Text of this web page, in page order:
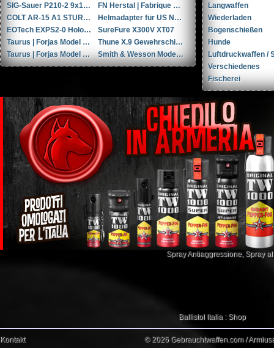
SIG-Sauer P210-2 9x19mm Parabellum/Luger/NATO
FN Herstal | Fabrique Nationale HiPower 9x19mm Parabellum/Luger/NATO
COLT AR-15 A1 STURMGEWEHR (Vollautomat)
Helmadapter für US Navy HGU-68/P und JHMCS Nachtsichtgeräte
EOTech EXPS2-0 Holografisches Visier und 3x Vortex Vergrößerungsglas
SureFure X300V XT07
Taurus | Forjas Model Raging Bull cal. 454Casull
Thune X.9 Gewehrschiessschuhe (42)
Taurus | Forjas Model 85S cal. .38spl
Smith & Wesson Model M&P9 Shield cal. 9mmP
Langwaffen
Wiederladen
Bogenschießen
Hunde
Luftdruckwaffen /
Verschiedenes
Fischerei
Spray Antiaggressione, Spray
Ballistol Italia : Shop
Kontakt © 2026 Gebrauchtwaffen.com /